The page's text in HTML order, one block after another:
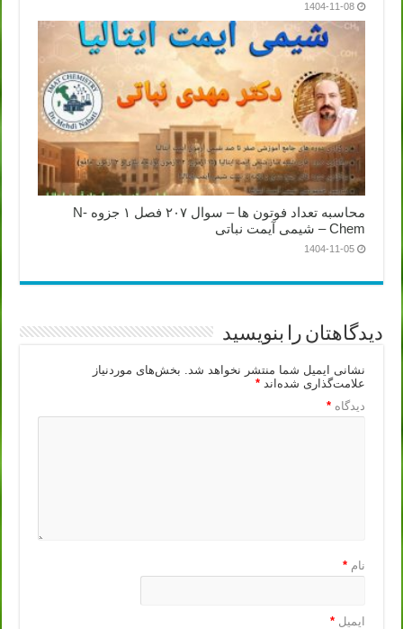
1404-11-08
محاسبه تعداد فوتون ها – سوال ۲۰۷ فصل ۱ جزوه N-
Chem – شیمی آیمت نباتی
1404-11-05
دیدگاهتان را بنویسید
نشانی ایمیل شما منتشر نخواهد شد.
بخش‌های موردنیاز
علامت‌گذاری شده‌اند*
دیدگاه*
نام*
ایمیل*